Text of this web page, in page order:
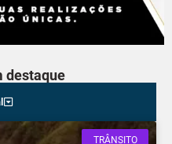
destaque
TRÂNSITO